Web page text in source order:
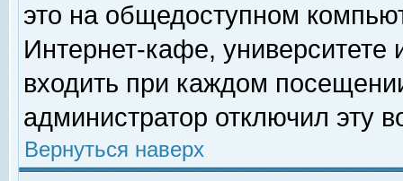
это на общедоступном
Интернет-кафе, университете
входить при каждом
администратор отключил эту
Вернуться наверх